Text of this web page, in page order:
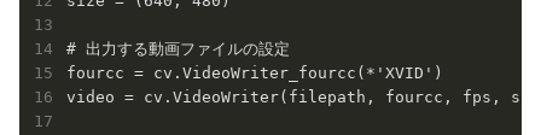
# 出力する動画ファイルの設定
fourcc = cv.VideoWriter_fourcc(*'XVID')
video = cv.VideoWriter(filepath, fourcc, fps,